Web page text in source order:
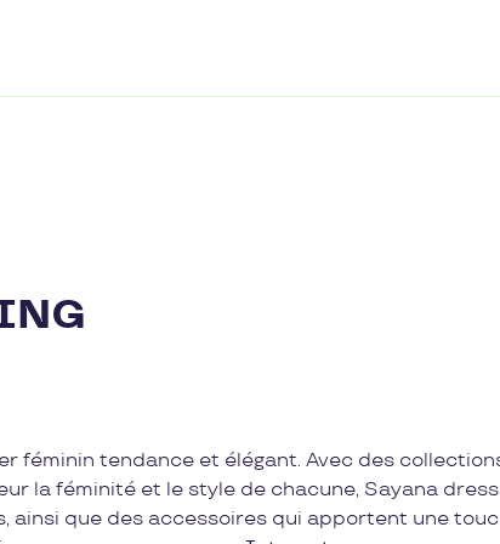
féminin tendance et élégant. Avec des
la féminité et le style de chacune, Sayana
que des accessoires qui apportent une